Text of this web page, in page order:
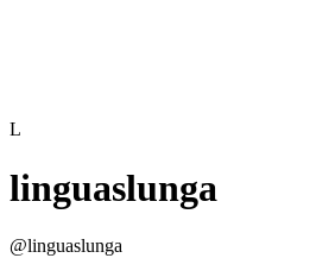
L
linguaslunga
@linguaslunga